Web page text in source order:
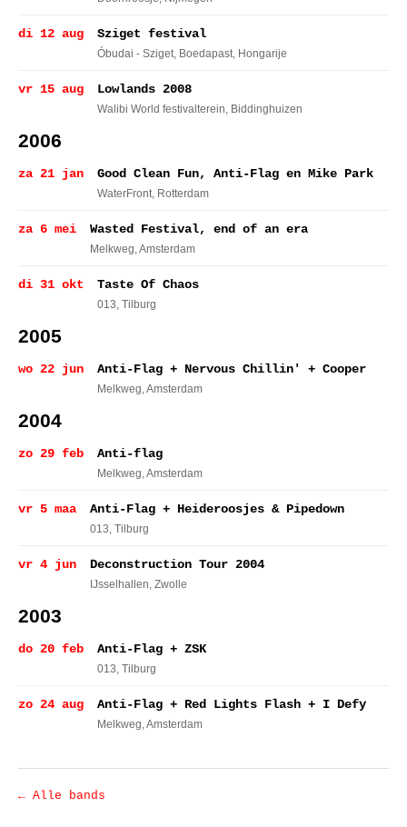
di 12 aug Sziget festival
Óbudai - Sziget, Boedapast, Hongarije
vr 15 aug Lowlands 2008
Walibi World festivalterein, Biddinghuizen
2006
za 21 jan Good Clean Fun, Anti-Flag en Mike Park
WaterFront, Rotterdam
za 6 mei Wasted Festival, end of an era
Melkweg, Amsterdam
di 31 okt Taste Of Chaos
013, Tilburg
2005
wo 22 jun Anti-Flag + Nervous Chillin' + Cooper
Melkweg, Amsterdam
2004
zo 29 feb Anti-flag
Melkweg, Amsterdam
vr 5 maa Anti-Flag + Heideroosjes & Pipedown
013, Tilburg
vr 4 jun Deconstruction Tour 2004
IJsselhallen, Zwolle
2003
do 20 feb Anti-Flag + ZSK
013, Tilburg
zo 24 aug Anti-Flag + Red Lights Flash + I Defy
Melkweg, Amsterdam
← Alle bands